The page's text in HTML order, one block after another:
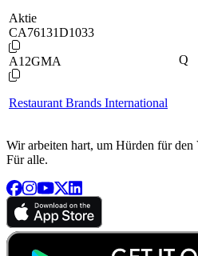
Aktie
CA76131D1033
A12GMA
Restaurant Brands International
Q
Wir arbeiten hart, um Hürden für den
Für alle.